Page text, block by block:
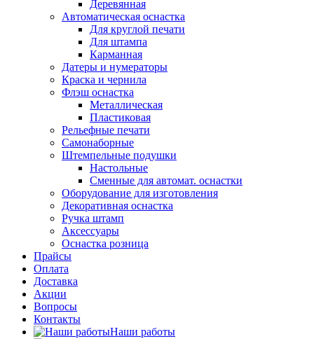
Деревянная
Автоматическая оснастка
Для круглой печати
Для штампа
Карманная
Датеры и нумераторы
Краска и чернила
Флэш оснастка
Металлическая
Пластиковая
Рельефные печати
Самонаборные
Штемпельные подушки
Настольные
Сменные для автомат. оснастки
Оборудование для изготовления
Декоративная оснастка
Ручка штамп
Аксессуары
Оснастка розница
Прайсы
Оплата
Доставка
Акции
Вопросы
Контакты
Наши работы